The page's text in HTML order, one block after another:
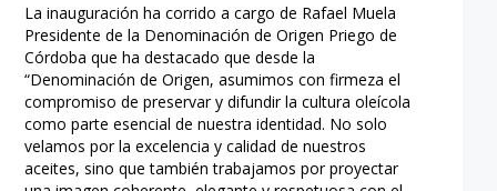
La inauguración ha corrido a cargo de Rafael Muela
Presidente de la Denominación de Origen Priego de
Córdoba que ha destacado que desde la
“Denominación de Origen, asumimos con firmeza el
compromiso de preservar y difundir la cultura oleícola
como parte esencial de nuestra identidad. No solo
velamos por la excelencia y calidad de nuestros
aceites, sino que también trabajamos por proyectar